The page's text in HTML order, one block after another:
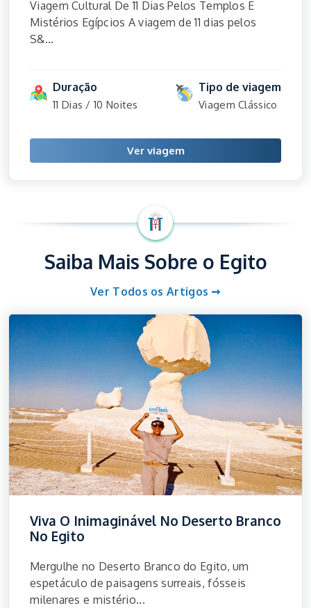
Viagem Cultural De 11 Dias Pelos Templos E
Mistérios Egípcios A viagem de 11 dias pelos
S&...
Duração
11 Dias / 10 Noites
Tipo de viagem
Viagem Clássico
Ver viagem
Saiba Mais Sobre o Egito
Ver Todos os Artigos ➞
Viva O Inimaginável No Deserto Branco
No Egito
Mergulhe no Deserto Branco do Egito, um
espetáculo de paisagens surreais, fósseis
milenares e mistério...